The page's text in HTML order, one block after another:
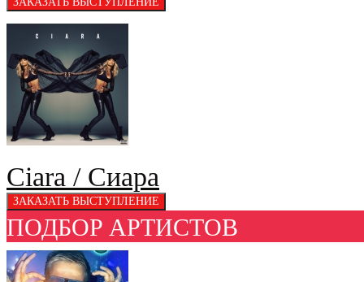
Ciara / Сиара
ПОДБОР АРТИСТОВ